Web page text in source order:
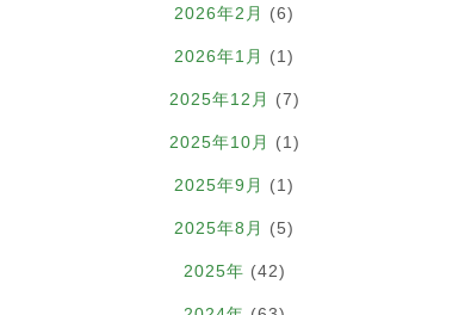
2026年2月 (6)
2026年1月 (1)
2025年12月 (7)
2025年10月 (1)
2025年9月 (1)
2025年8月 (5)
2025年 (42)